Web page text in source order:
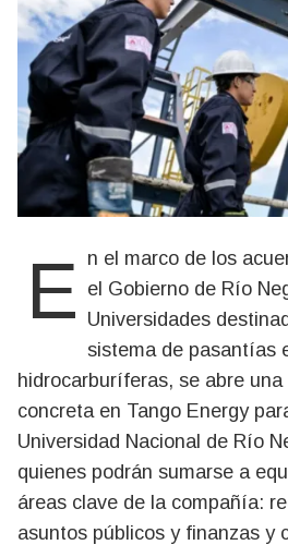
En el marco de los acuerdos impulsados por el Gobierno de Río
Universidades
sistema de pasantías
hidrocarburíferas, se abre una
concreta en Tango Energy
Universidad Nacional de Río
quienes podrán sumarse a
áreas clave de la compañía:
asuntos públicos y finanzas y